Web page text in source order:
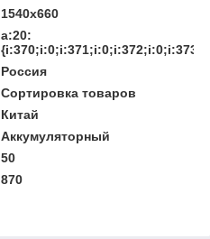
1540х660
a:20:
Россия
Сортировка товаров
Китай
Аккумуляторный
50
870